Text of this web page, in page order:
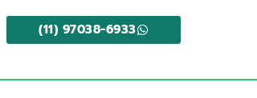
(11) 97038-6933